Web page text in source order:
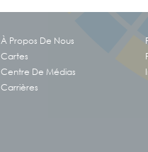
À Propos De Nous
Cartes
Centre De Médias
Carrières